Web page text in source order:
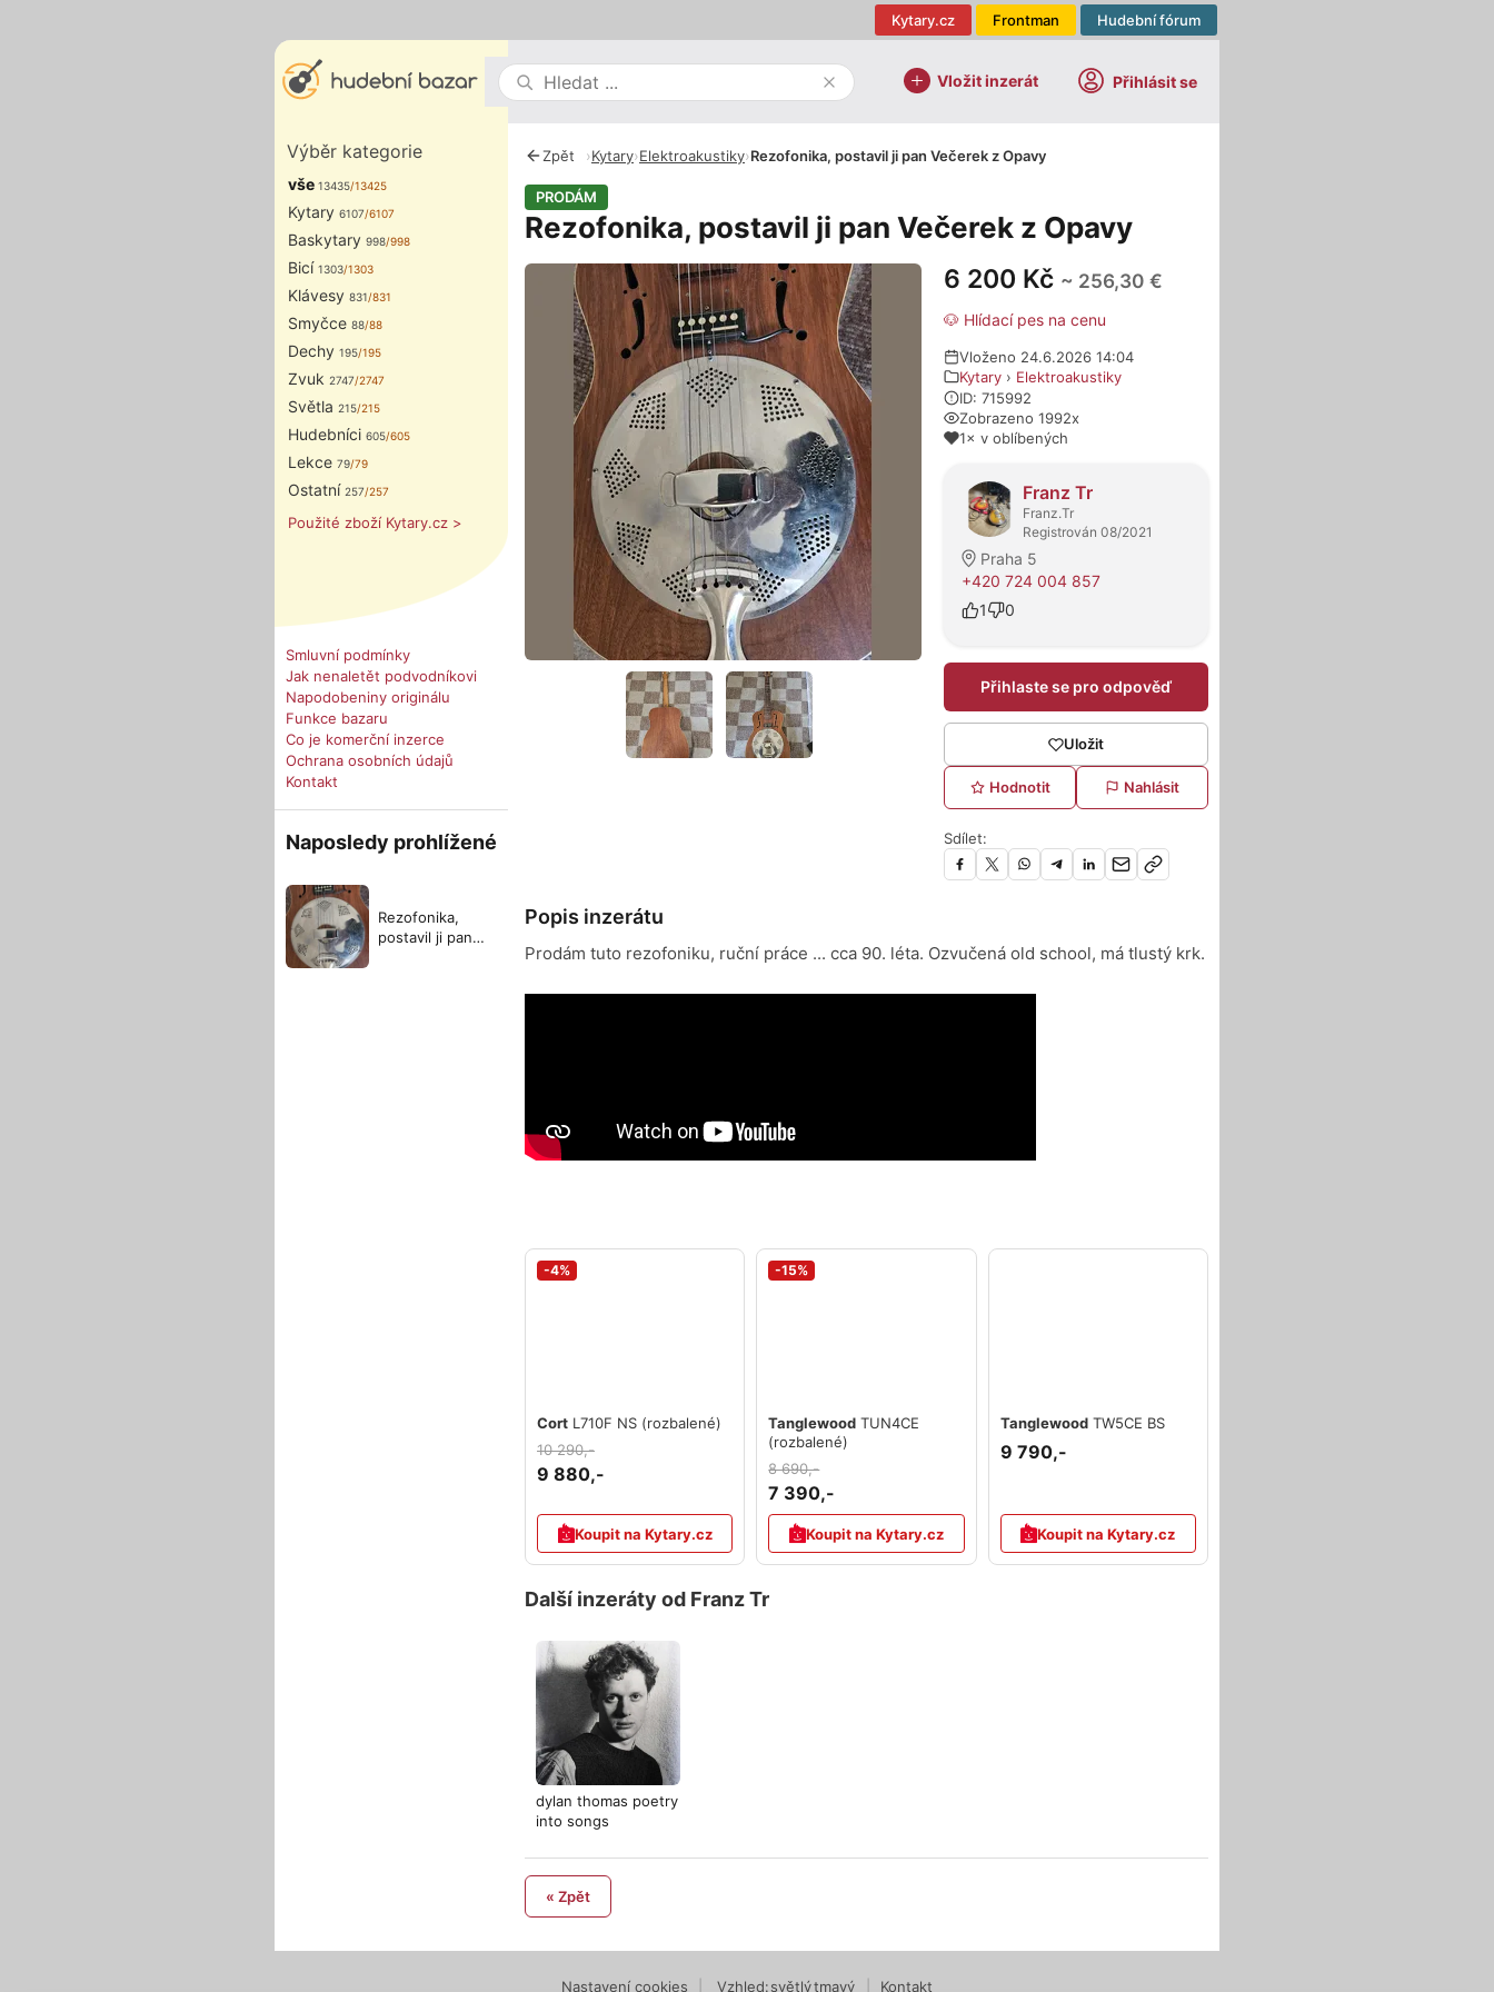
Hudební fórum
Frontman
Kytary.cz
Vložit inzerát Přihlásit se
Výběr kategorie
vše 13435/13425
Kytary 6107/6107
Baskytary 998/998
Bicí 1303/1303
Klávesy 831/831
Smyčce 88/88
Dechy 195/195
Zvuk 2747/2747
Světla 215/215
Hudebníci 605/605
Lekce 79/79
Ostatní 257/257
Použité zboží Kytary.cz >
Smluvní podmínky
Jak nenaletět podvodníkovi
Napodobeniny originálu
Funkce bazaru
Co je komerční inzerce
Ochrana osobních údajů
Kontakt
Naposledy prohlížené
Rezofonika,
postavil ji pan
Zpět ›Kytary›Elektroakustiky›Rezofonika, postavil ji pan Večerek z Opavy
PRODÁM
Rezofonika, postavil ji pan Večerek z Opavy
Fotografie 6 200 Kč ~ 256,30 €
🐶 Hlídací pes na cenu
Vloženo 24.6.2026 14:04
Kytary › Elektroakustiky
ID: 715992
Zobrazeno 1992x
1× v oblíbených
O prodejci
Franz Tr
Franz.Tr
Registrován 08/2021
Praha 5
+420 724 004 857
1
0
Přihlaste se pro odpověď
Uložit
Hodnotit Nahlásit
Sdílet:
Popis inzerátu
Prodám tuto rezofoniku, ruční práce ... cca 90. léta. Ozvučená old school, má tlustý krk.
-4%
Cort L710F NS (rozbalené)
10 290,-
9 880,-
Koupit na Kytary.cz
-15%
Tanglewood TUN4CE
(rozbalené)
8 690,-
7 390,-
Koupit na Kytary.cz
Tanglewood TW5CE BS
9 790,-
Koupit na Kytary.cz
Další inzeráty od Franz Tr
dylan thomas poetry
into songs
« Zpět
Nastavení cookies Vzhled:světlýtmavý Kontakt